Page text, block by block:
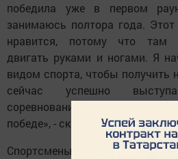
победила уже в первом
занимаюсь полтора года.
нравится, потому что там
двигать руками и ногами. Я
видом спорта, чтобы получить
сейчас успешно
соревнованиях. Я, конечно же,
победе», - сказала Алия
Спортсмены